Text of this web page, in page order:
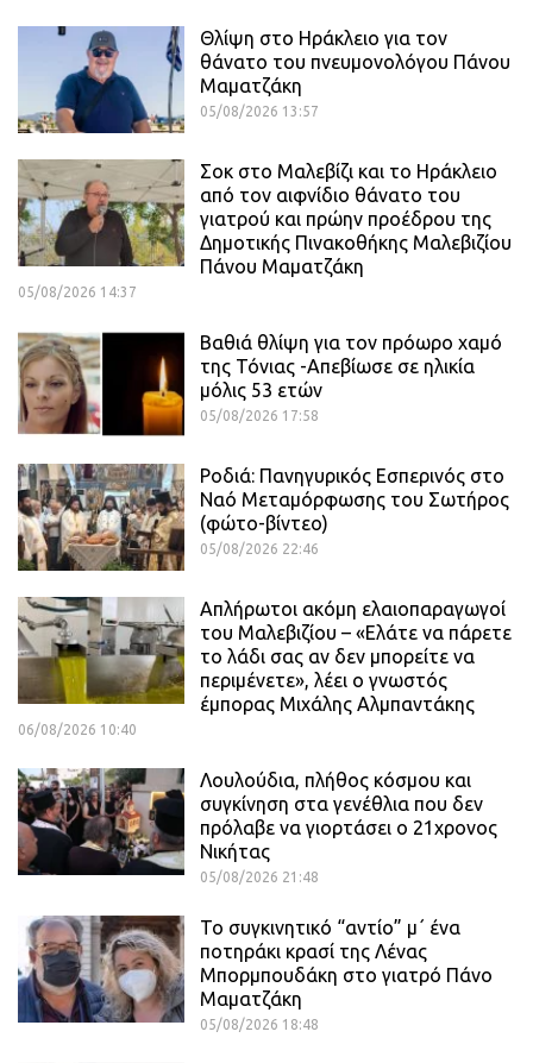
Θλίψη στο Ηράκλειο για τον
θάνατο του πνευμονολόγου Πάνου
Μαματζάκη
05/08/2026 13:57
Σοκ στο Μαλεβίζι και το Ηράκλειο
από τον αιφνίδιο θάνατο του
γιατρού και πρώην προέδρου της
Δημοτικής Πινακοθήκης Μαλεβιζίου
Πάνου Μαματζάκη
05/08/2026 14:37
Βαθιά θλίψη για τον πρόωρο χαμό
της Τόνιας -Απεβίωσε σε ηλικία
μόλις 53 ετών
05/08/2026 17:58
Ροδιά: Πανηγυρικός Εσπερινός στο
Ναό Μεταμόρφωσης του Σωτήρος
(φώτο-βίντεο)
05/08/2026 22:46
Απλήρωτοι ακόμη ελαιοπαραγωγοί
του Μαλεβιζίου – «Ελάτε να πάρετε
το λάδι σας αν δεν μπορείτε να
περιμένετε», λέει ο γνωστός
έμπορας Μιχάλης Αλμπαντάκης
06/08/2026 10:40
Λουλούδια, πλήθος κόσμου και
συγκίνηση στα γενέθλια που δεν
πρόλαβε να γιορτάσει ο 21χρονος
Νικήτας
05/08/2026 21:48
Το συγκινητικό “αντίο” μ΄ ένα
ποτηράκι κρασί της Λένας
Μπορμπουδάκη στο γιατρό Πάνο
Μαματζάκη
05/08/2026 18:48